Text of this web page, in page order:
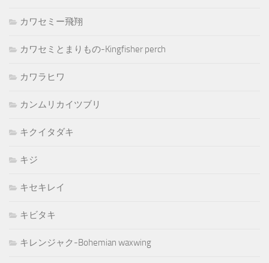
カワセミー飛翔
カワセミとまりもの-Kingfisher perch
カワラヒワ
カンムリカイツブリ
キクイタダキ
キジ
キセキレイ
キビタキ
キレンジャク-Bohemian waxwing